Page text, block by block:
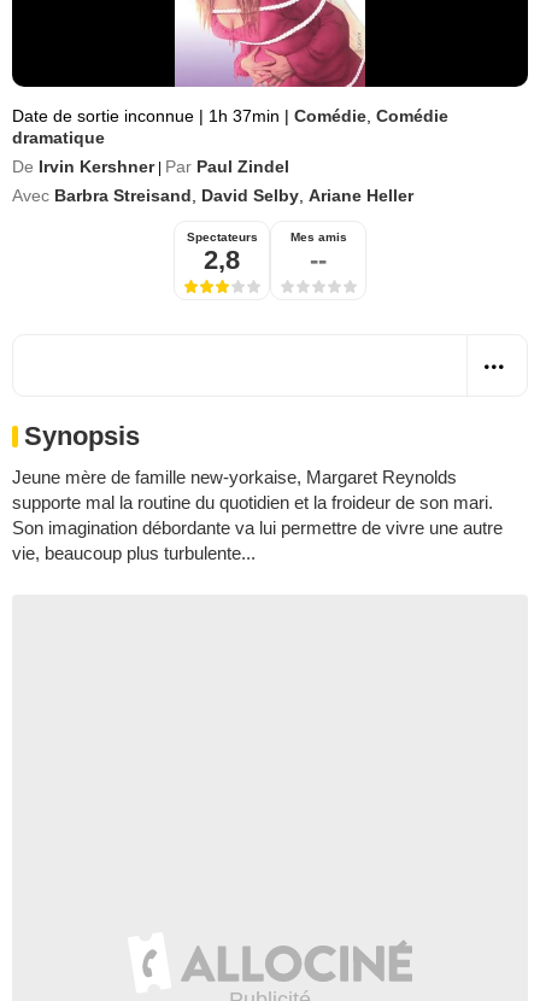
Date de sortie inconnue | 1h 37min | Comédie Comédie
dramatique
De Irvin Kershner Par Paul Zindel
Avec Barbra Streisand David Selby Ariane Heller
Spectateurs
2,8
Mes amis
--
Synopsis
Jeune mère de famille new-yorkaise, Margaret Reynolds
supporte mal la routine du quotidien et la froideur de son mari.
Son imagination débordante va lui permettre de vivre une autre
vie, beaucoup plus turbulente...